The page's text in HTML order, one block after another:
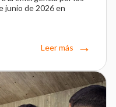
junio de 2026 en
Leer más